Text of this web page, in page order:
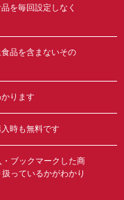
を毎回設定しなく
品を含まないその
ります
時も無料です
ブックマークした商
っているかがわかり